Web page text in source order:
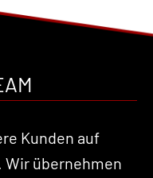
Kunden auf
Wir übernehmen